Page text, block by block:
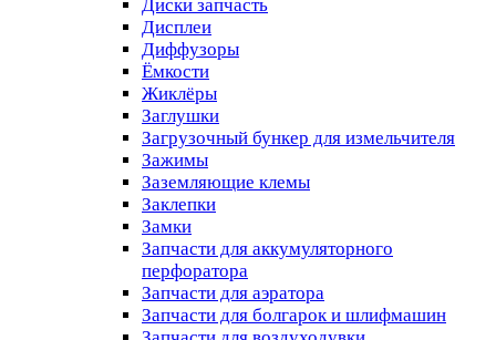
Диски запчасть
Дисплеи
Диффузоры
Ёмкости
Жиклёры
Заглушки
Загрузочный бункер для измельчителя
Зажимы
Заземляющие клемы
Заклепки
Замки
Запчасти для аккумуляторного
перфоратора
Запчасти для аэратора
Запчасти для болгарок и шлифмашин